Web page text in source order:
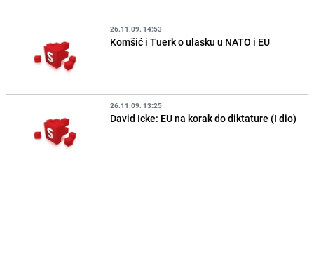
26.11.09. 14:53
Komšić i Tuerk o ulasku u NATO i EU
26.11.09. 13:25
David Icke: EU na korak do diktature (I dio)